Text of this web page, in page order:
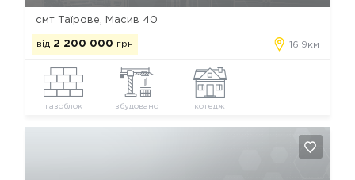
смт Таїрове, Масив 40
від 2 200 000 грн 16.9км
газоблок збудовано котедж